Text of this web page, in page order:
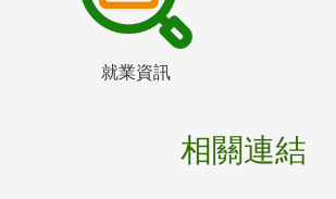
就業資訊
相關連結